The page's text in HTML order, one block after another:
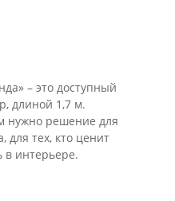
– это доступный
длиной 1,7 м.
нужно решение для
для тех, кто ценит
в интерьере.